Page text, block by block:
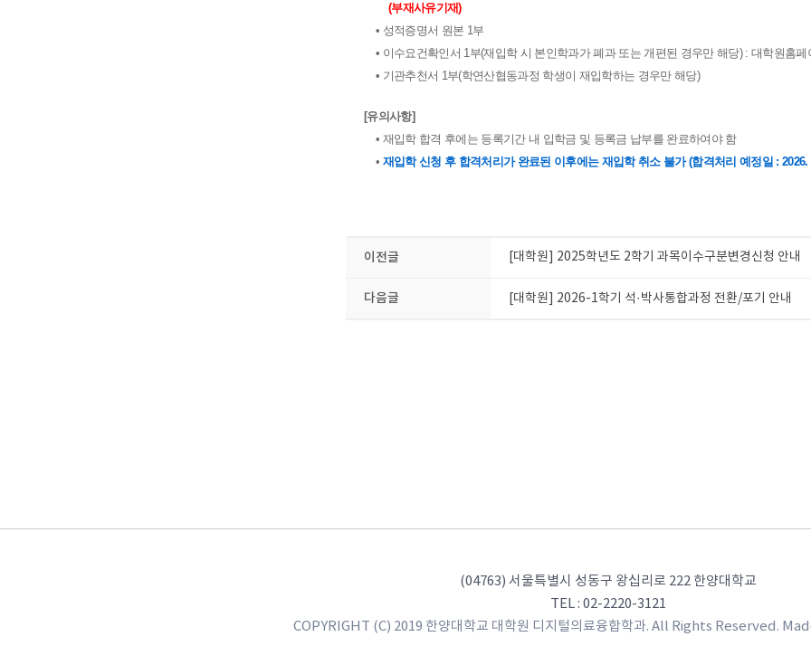
(부재사유기재)
• 성적증명서 원본 1부
• 이수요건확인서 1부(재입학 시 본인학과가 폐과 또는 개편된 경우만 해당) : 대학원홈페
• 기관추천서 1부(학연산협동과정 학생이 재입학하는 경우만 해당)
[유의사항]
• 재입학 합격 후에는 등록기간 내 입학금 및 등록금 납부를 완료하여야 함
• 재입학 신청 후 합격처리가 완료된 이후에는 재입학 취소 불가 (합격처리 예정일 : 2026.
이전글 [대학원] 2025학년도 2학기 과목이수구분변경신청 안내
다음글 [대학원] 2026-1학기 석·박사통합과정 전환/포기 안내
(04763) 서울특별시 성동구 왕십리로 222 한양대학교
TEL : 02-2220-3121
COPYRIGHT (C) 2019 한양대학교 대학원 디지털의료융합학과. All Rights Reserved.